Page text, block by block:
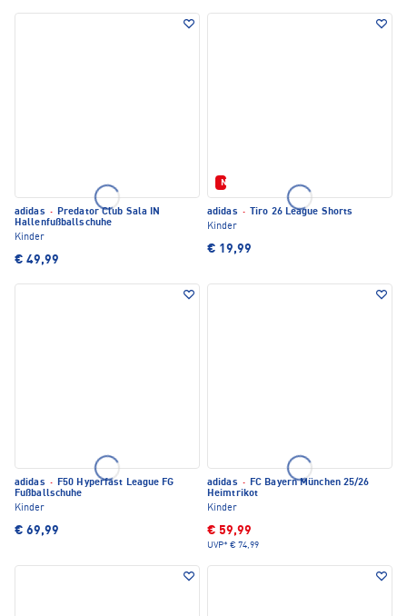
adidas · Predator Club Sala IN
Hallenfußballschuhe
Kinder
€ 49,99
Neu
adidas ·
Tiro 26 League Shorts
Kinder
€ 19,99
adidas · F50 Hyperfast League FG
Fußballschuhe
Kinder
€ 69,99
adidas · FC Bayern München 25/26
Heimtrikot
Kinder
€ 59,99
UVP* € 74,99